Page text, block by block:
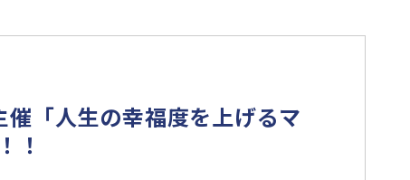
「人生の幸福度を上げるマ
！